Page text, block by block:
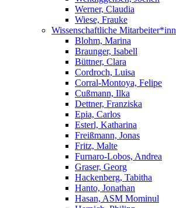
Werner, Claudia
Wiese, Frauke
Wissenschaftliche
Blohm, Marina
Braunger, Isabell
Büttner, Clara
Cordroch, Luisa
Corral-Montoya, Felipe
Cußmann, Ilka
Dettner, Franziska
Epia, Carlos
Esterl, Katharina
Freißmann, Jonas
Fritz, Malte
Furnaro-Lobos, Andrea
Graser, Georg
Hackenberg, Tabitha
Hanto, Jonathan
Hasan, ASM Mominul